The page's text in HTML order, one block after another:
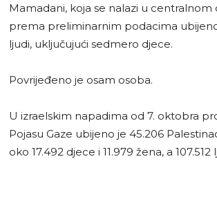
Mamadani, koja se nalazi u centralnom
prema preliminarnim podacima
ljudi, uključujući sedmero djece.
Povrijeđeno je osam osoba.
U izraelskim napadima od 7. oktobra
Pojasu Gaze ubijeno je 45.206
oko 17.492 djece i 11.979 žena, a